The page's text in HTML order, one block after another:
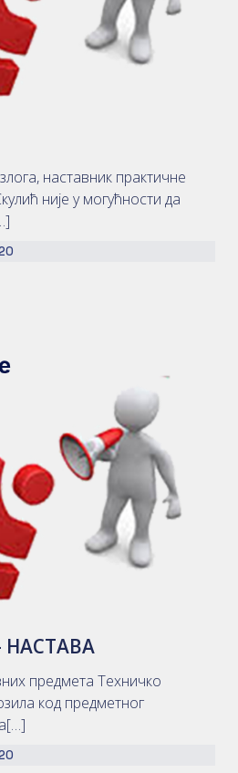
наставник практичне
није у могућности да
предмета Техничко
код предметног